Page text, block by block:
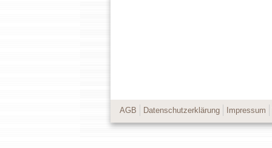
AGB Datenschutzerklärung Impressum